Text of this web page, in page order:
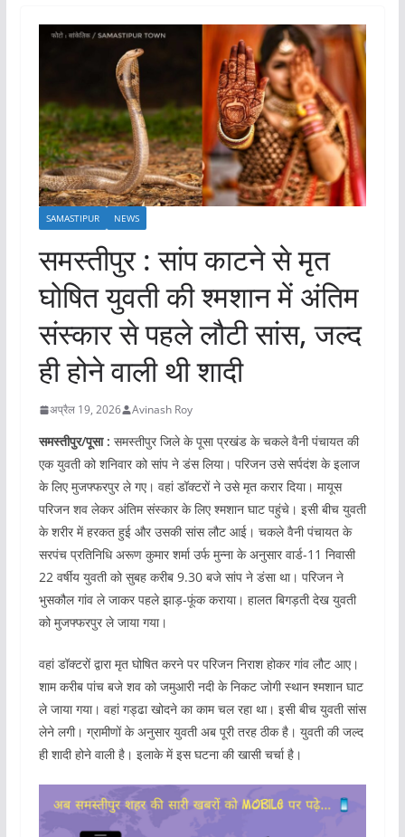
SAMASTIPUR NEWS
समस्तीपुर : सांप काटने से मृत
घोषित युवती की श्मशान में अंतिम
संस्कार से पहले लौटी सांस, जल्द
ही होने वाली थी शादी
अप्रैल 19, 2026 Avinash Roy
समस्तीपुर/पूसा : समस्तीपुर जिले के पूसा प्रखंड के चकले वैनी पंचायत की
एक युवती को शनिवार को सांप ने डंस लिया। परिजन उसे सर्पदंश के इलाज
के लिए मुजफ्फरपुर ले गए। वहां डॉक्टरों ने उसे मृत करार दिया। मायूस
परिजन शव लेकर अंतिम संस्कार के लिए श्मशान घाट पहुंचे। इसी बीच युवती
के शरीर में हरकत हुई और उसकी सांस लौट आई। चकले वैनी पंचायत के
सरपंच प्रतिनिधि अरूण कुमार शर्मा उर्फ मुन्ना के अनुसार वार्ड-11 निवासी
22 वर्षीय युवती को सुबह करीब 9.30 बजे सांप ने डंसा था। परिजन ने
भुसकौल गांव ले जाकर पहले झाड़-फूंक कराया। हालत बिगड़ती देख युवती
को मुजफ्फरपुर ले जाया गया।
वहां डॉक्टरों द्वारा मृत घोषित करने पर परिजन निराश होकर गांव लौट आए।
शाम करीब पांच बजे शव को जमुआरी नदी के निकट जोगी स्थान श्मशान घाट
ले जाया गया। वहां गड्ढा खोदने का काम चल रहा था। इसी बीच युवती सांस
लेने लगी। ग्रामीणों के अनुसार युवती अब पूरी तरह ठीक है। युवती की जल्द
ही शादी होने वाली है। इलाके में इस घटना की खासी चर्चा है।